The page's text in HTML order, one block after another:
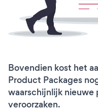
Bovendien kost het
Product Packages
waarschijnlijk
veroorzaken.